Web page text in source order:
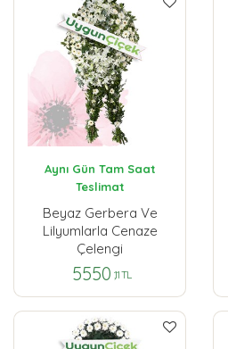
Aynı Gün Tam Saat
Teslimat
Beyaz Gerbera Ve
Lilyumlarla Cenaze
Çelengi
5550 ,11 TL